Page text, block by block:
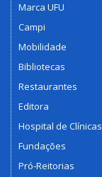
Marca UFU
Campi
Mobilidade
Bibliotecas
Restaurantes
Editora
Hospital de Clínicas
Fundações
Pró-Reitorias